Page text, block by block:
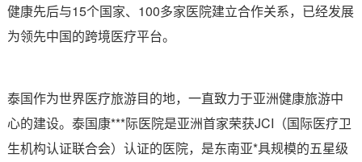
健康先后与15个国家、100多家医院建立合作关系，已经发展
为领先中国的跨境医疗平台。
泰国作为世界医疗旅游目的地，一直致力于亚洲健康旅游中
心的建设。泰国康***际医院是亚洲首家荣获JCI（国际医疗卫
生机构认证联合会）认证的医院，是东南亚*具规模的五星级